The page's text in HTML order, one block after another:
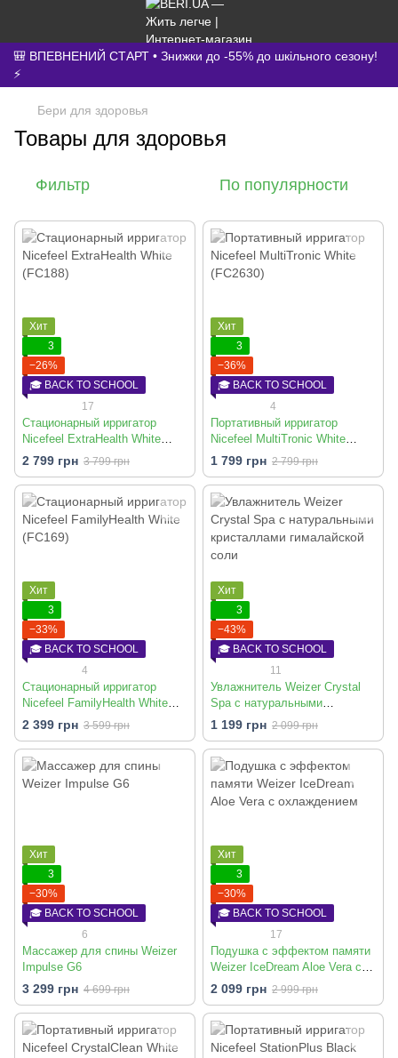
🎒 ВПЕВНЕНИЙ СТАРТ • Знижки до -55% до шкільного сезону!
⚡
Бери для здоровья
Товары для здоровья
Фильтр По популярности
Хит
3
−26%
🎓 BACK TO SCHOOL
17
Стационарный ирригатор
Nicefeel ExtraHealth White
(FC188)
2 799 грн 3 799 грн
Хит
3
−36%
🎓 BACK TO SCHOOL
4
Портативный ирригатор
Nicefeel MultiTronic White
(FC2630)
1 799 грн 2 799 грн
Хит
3
−33%
🎓 BACK TO SCHOOL
4
Стационарный ирригатор
Nicefeel FamilyHealth White
(FC169)
2 399 грн 3 599 грн
Хит
3
−43%
🎓 BACK TO SCHOOL
11
Увлажнитель Weizer Crystal
Spa с натуральными
кристаллами гималайской
1 199 грн 2 099 грн
Хит
3
−30%
🎓 BACK TO SCHOOL
6
Массажер для спины Weizer
Impulse G6
3 299 грн 4 699 грн
Хит
3
−30%
🎓 BACK TO SCHOOL
17
Подушка с эффектом памяти
Weizer IceDream Aloe Vera с
охлаждением
2 099 грн 2 999 грн